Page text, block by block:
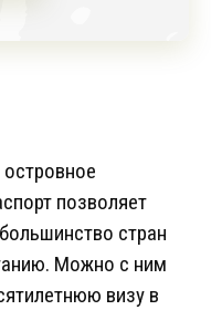
позволяет
стран
Можно с ним
визу в